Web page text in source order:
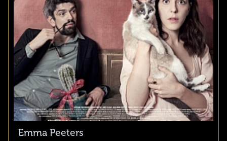
Emma Peeters